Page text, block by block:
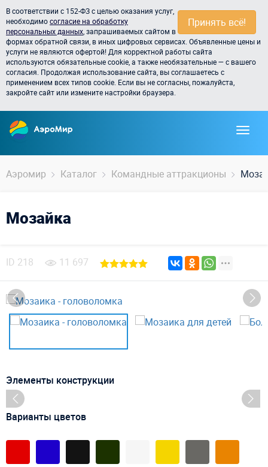
Принять всё!
В соответствии с 152-ФЗ с целью оказания услуг,
необходимосогласие на обработку
персональных данных , запрашиваемых сайтом в
формах обратной связи, в иных цифровых сервисах. Объявленные цены и
услуги не являются офертой! Для корректной работы сайта
используются обязательные cookie, а также необязательные — с вашего
согласия. Продолжая использование сайта, вы соглашаетесь с
применением всех типов cookie. Если вы не согласны, пожалуйста,
закройте сайт или измените настройки браузера.
Аэромир Каталог Командные аттракционы
Мозайка
ID 218 11 697
Элементы конструкции
Варианты цветов